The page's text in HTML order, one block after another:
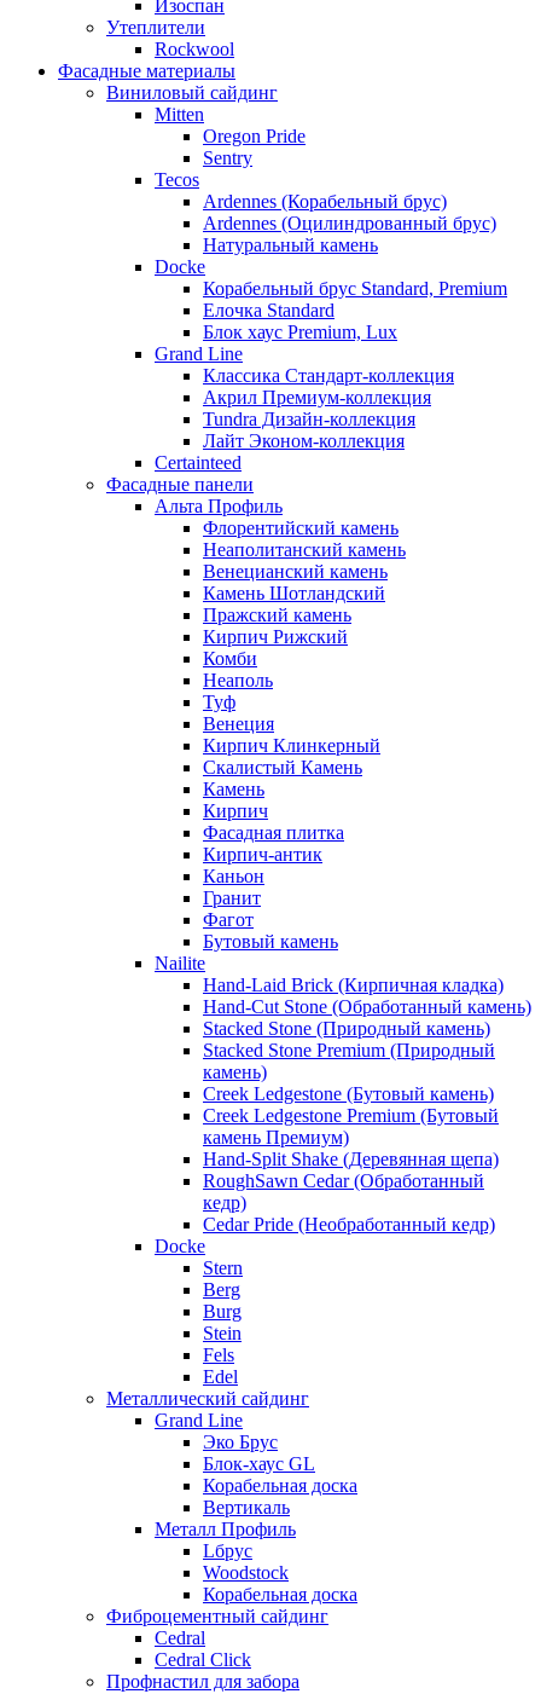
Изоспан
Утеплители
Rockwool
Фасадные материалы
Виниловый сайдинг
Mitten
Oregon Pride
Sentry
Tecos
Ardennes (Корабельный брус)
Ardennes (Оцилиндрованный брус)
Натуральный камень
Docke
Корабельный брус Standard, Premium
Елочка Standard
Блок хаус Premium, Lux
Grand Line
Классика Стандарт-коллекция
Акрил Премиум-коллекция
Tundra Дизайн-коллекция
Лайт Эконом-коллекция
Certainteed
Фасадные панели
Альта Профиль
Флорентийский камень
Неаполитанский камень
Венецианский камень
Камень Шотландский
Пражский камень
Кирпич Рижский
Комби
Неаполь
Туф
Венеция
Кирпич Клинкерный
Скалистый Камень
Камень
Кирпич
Фасадная плитка
Кирпич-антик
Каньон
Гранит
Фагот
Бутовый камень
Nailite
Hand-Laid Brick (Кирпичная кладка)
Hand-Cut Stone (Обработанный камень)
Stacked Stone (Природный камень)
Stacked Stone Premium (Природный
камень)
Creek Ledgestone (Бутовый камень)
Creek Ledgestone Premium (Бутовый
камень Премиум)
Hand-Split Shake (Деревянная щепа)
RoughSawn Cedar (Обработанный
кедр)
Cedar Pride (Необработанный кедр)
Docke
Stern
Berg
Burg
Stein
Fels
Edel
Металлический сайдинг
Grand Line
Эко Брус
Блок-хаус GL
Корабельная доска
Вертикаль
Металл Профиль
Lбрус
Woodstock
Корабельная доска
Фиброцементный сайдинг
Cedral
Cedral Click
Профнастил для забора